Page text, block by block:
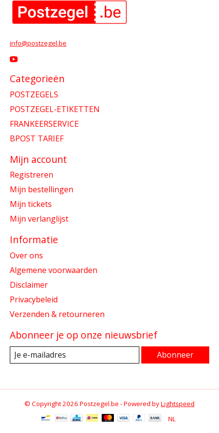
info@postzegel.be
Categorieën
POSTZEGELS
POSTZEGEL-ETIKETTEN
FRANKEERSERVICE
BPOST TARIEF
Mijn account
Registreren
Mijn bestellingen
Mijn tickets
Mijn verlanglijst
Informatie
Over ons
Algemene voorwaarden
Disclaimer
Privacybeleid
Verzenden & retourneren
Abonneer je op onze nieuwsbrief
Abonneer
© Copyright 2026 Postzegel.be - Powered byLightspeed
NL